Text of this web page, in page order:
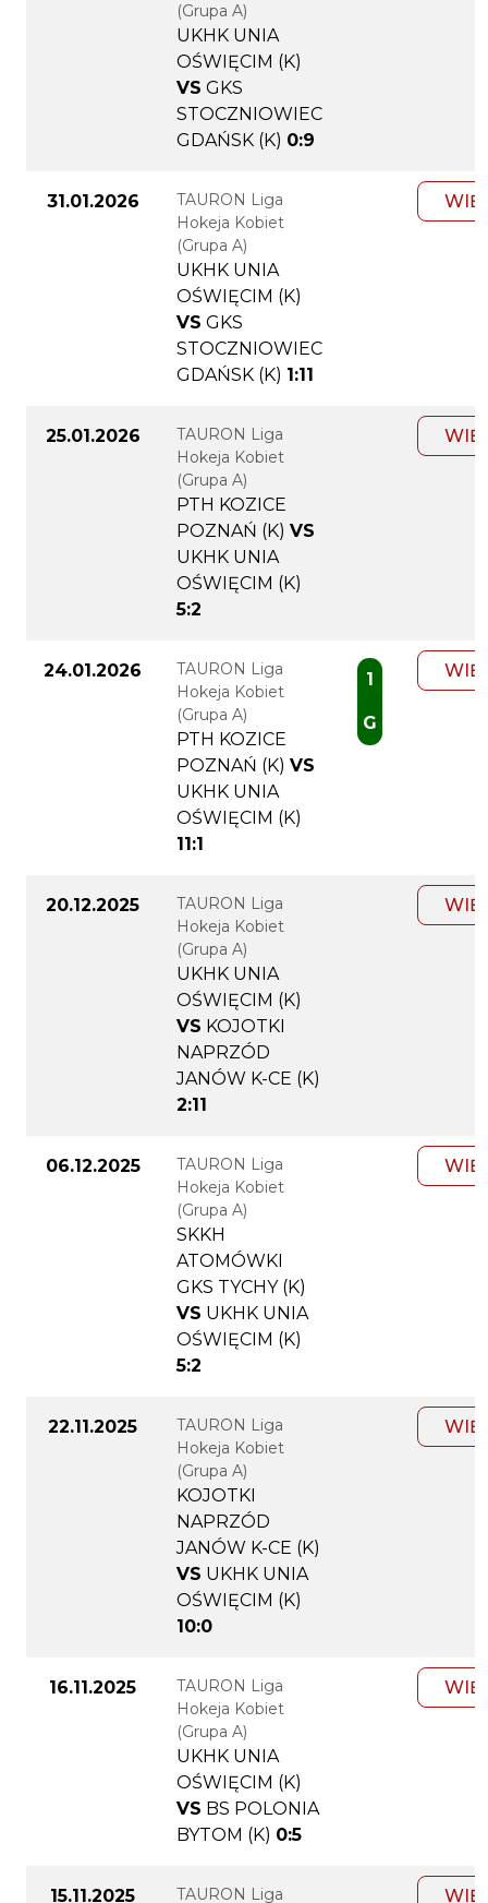
(Grupa A)
UKHK UNIA
OŚWIĘCIM (K)
VS GKS
STOCZNIOWIEC
GDAŃSK (K) 0:9
31.01.2026
TAURON Liga
Hokeja Kobiet
(Grupa A)
UKHK UNIA
OŚWIĘCIM (K)
VS GKS
STOCZNIOWIEC
GDAŃSK (K) 1:11
25.01.2026
TAURON Liga
Hokeja Kobiet
(Grupa A)
PTH KOZICE
POZNAŃ (K) VS
UKHK UNIA
OŚWIĘCIM (K)
5:2
24.01.2026
TAURON Liga
Hokeja Kobiet
(Grupa A)
PTH KOZICE
POZNAŃ (K) VS
UKHK UNIA
OŚWIĘCIM (K)
11:1
1
G
20.12.2025
TAURON Liga
Hokeja Kobiet
(Grupa A)
UKHK UNIA
OŚWIĘCIM (K)
VS KOJOTKI
NAPRZÓD
JANÓW K-CE (K)
2:11
06.12.2025
TAURON Liga
Hokeja Kobiet
(Grupa A)
SKKH
ATOMÓWKI
GKS TYCHY (K)
VS UKHK UNIA
OŚWIĘCIM (K)
5:2
22.11.2025
TAURON Liga
Hokeja Kobiet
(Grupa A)
KOJOTKI
NAPRZÓD
JANÓW K-CE (K)
VS UKHK UNIA
OŚWIĘCIM (K)
10:0
16.11.2025
TAURON Liga
Hokeja Kobiet
(Grupa A)
UKHK UNIA
OŚWIĘCIM (K)
VS BS POLONIA
BYTOM (K) 0:5
15.11.2025 TAURON Liga